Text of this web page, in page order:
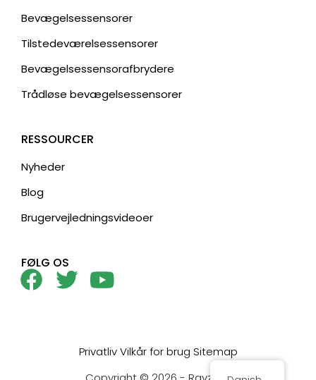
Bevægelsessensorer
Tilstedeværelsessensorer
Bevægelsessensorafbrydere
Trådløse bevægelsessensorer
RESSOURCER
Nyheder
Blog
Brugervejledningsvideoer
FØLG OS
Privatliv Vilkår for brug Sitemap